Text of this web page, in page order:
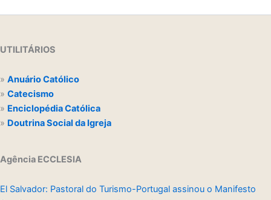
UTILITÁRIOS
» Anuário Católico
» Catecismo
» Enciclopédia Católica
» Doutrina Social da Igreja
Agência ECCLESIA
El Salvador: Pastoral do Turismo-Portugal assinou o Manifesto